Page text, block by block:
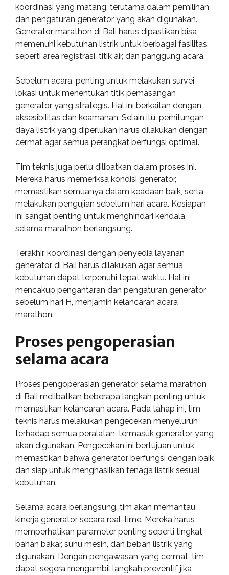
koordinasi yang matang, terutama dalam pemilihan
dan pengaturan generator yang akan digunakan.
Generator marathon di Bali harus dipastikan bisa
memenuhi kebutuhan listrik untuk berbagai fasilitas,
seperti area registrasi, titik air, dan panggung acara.
Sebelum acara, penting untuk melakukan survei
lokasi untuk menentukan titik pemasangan
generator yang strategis. Hal ini berkaitan dengan
aksesibilitas dan keamanan. Selain itu, perhitungan
daya listrik yang diperlukan harus dilakukan dengan
cermat agar semua perangkat berfungsi optimal.
Tim teknis juga perlu dilibatkan dalam proses ini.
Mereka harus memeriksa kondisi generator,
memastikan semuanya dalam keadaan baik, serta
melakukan pengujian sebelum hari acara. Kesiapan
ini sangat penting untuk menghindari kendala
selama marathon berlangsung.
Terakhir, koordinasi dengan penyedia layanan
generator di Bali harus dilakukan agar semua
kebutuhan dapat terpenuhi tepat waktu. Hal ini
mencakup pengantaran dan pengaturan generator
sebelum hari H, menjamin kelancaran acara
marathon.
Proses pengoperasian
selama acara
Proses pengoperasian generator selama marathon
di Bali melibatkan beberapa langkah penting untuk
memastikan kelancaran acara. Pada tahap ini, tim
teknis harus melakukan pengecekan menyeluruh
terhadap semua peralatan, termasuk generator yang
akan digunakan. Pengecekan ini bertujuan untuk
memastikan bahwa generator berfungsi dengan baik
dan siap untuk menghasilkan tenaga listrik sesuai
kebutuhan.
Selama acara berlangsung, tim akan memantau
kinerja generator secara real-time. Mereka harus
memperhatikan parameter penting seperti tingkat
bahan bakar, suhu mesin, dan beban listrik yang
digunakan. Dengan pengawasan yang cermat, tim
dapat segera mengambil langkah preventif jika